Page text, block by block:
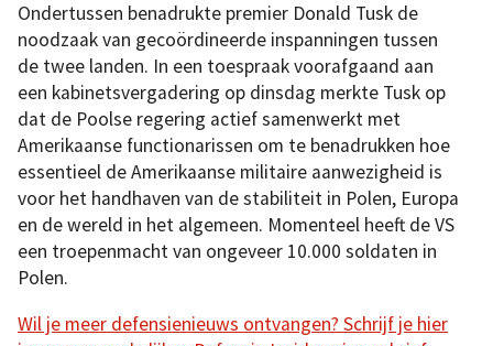
Ondertussen benadrukte premier Donald Tusk de
noodzaak van gecoördineerde inspanningen tussen
de twee landen. In een toespraak voorafgaand aan
een kabinetsvergadering op dinsdag merkte Tusk op
dat de Poolse regering actief samenwerkt met
Amerikaanse functionarissen om te benadrukken hoe
essentieel de Amerikaanse militaire aanwezigheid is
voor het handhaven van de stabiliteit in Polen, Europa
en de wereld in het algemeen. Momenteel heeft de VS
een troepenmacht van ongeveer 10.000 soldaten in
Polen.
Wil je meer defensienieuws ontvangen? Schrijf je hier